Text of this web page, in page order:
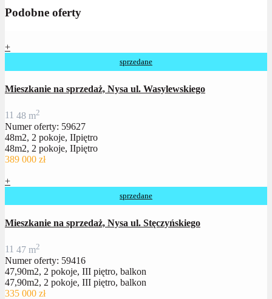
Podobne oferty
+
sprzedane
Mieszkanie na sprzedaż, Nysa ul. Wasylewskiego
11 48 m2
Numer oferty: 59627
48m2, 2 pokoje, IIpiętro
48m2, 2 pokoje, IIpiętro
389 000 zł
+
sprzedane
Mieszkanie na sprzedaż, Nysa ul. Stęczyńskiego
11 47 m2
Numer oferty: 59416
47,90m2, 2 pokoje, III piętro, balkon
47,90m2, 2 pokoje, III piętro, balkon
335 000 zł